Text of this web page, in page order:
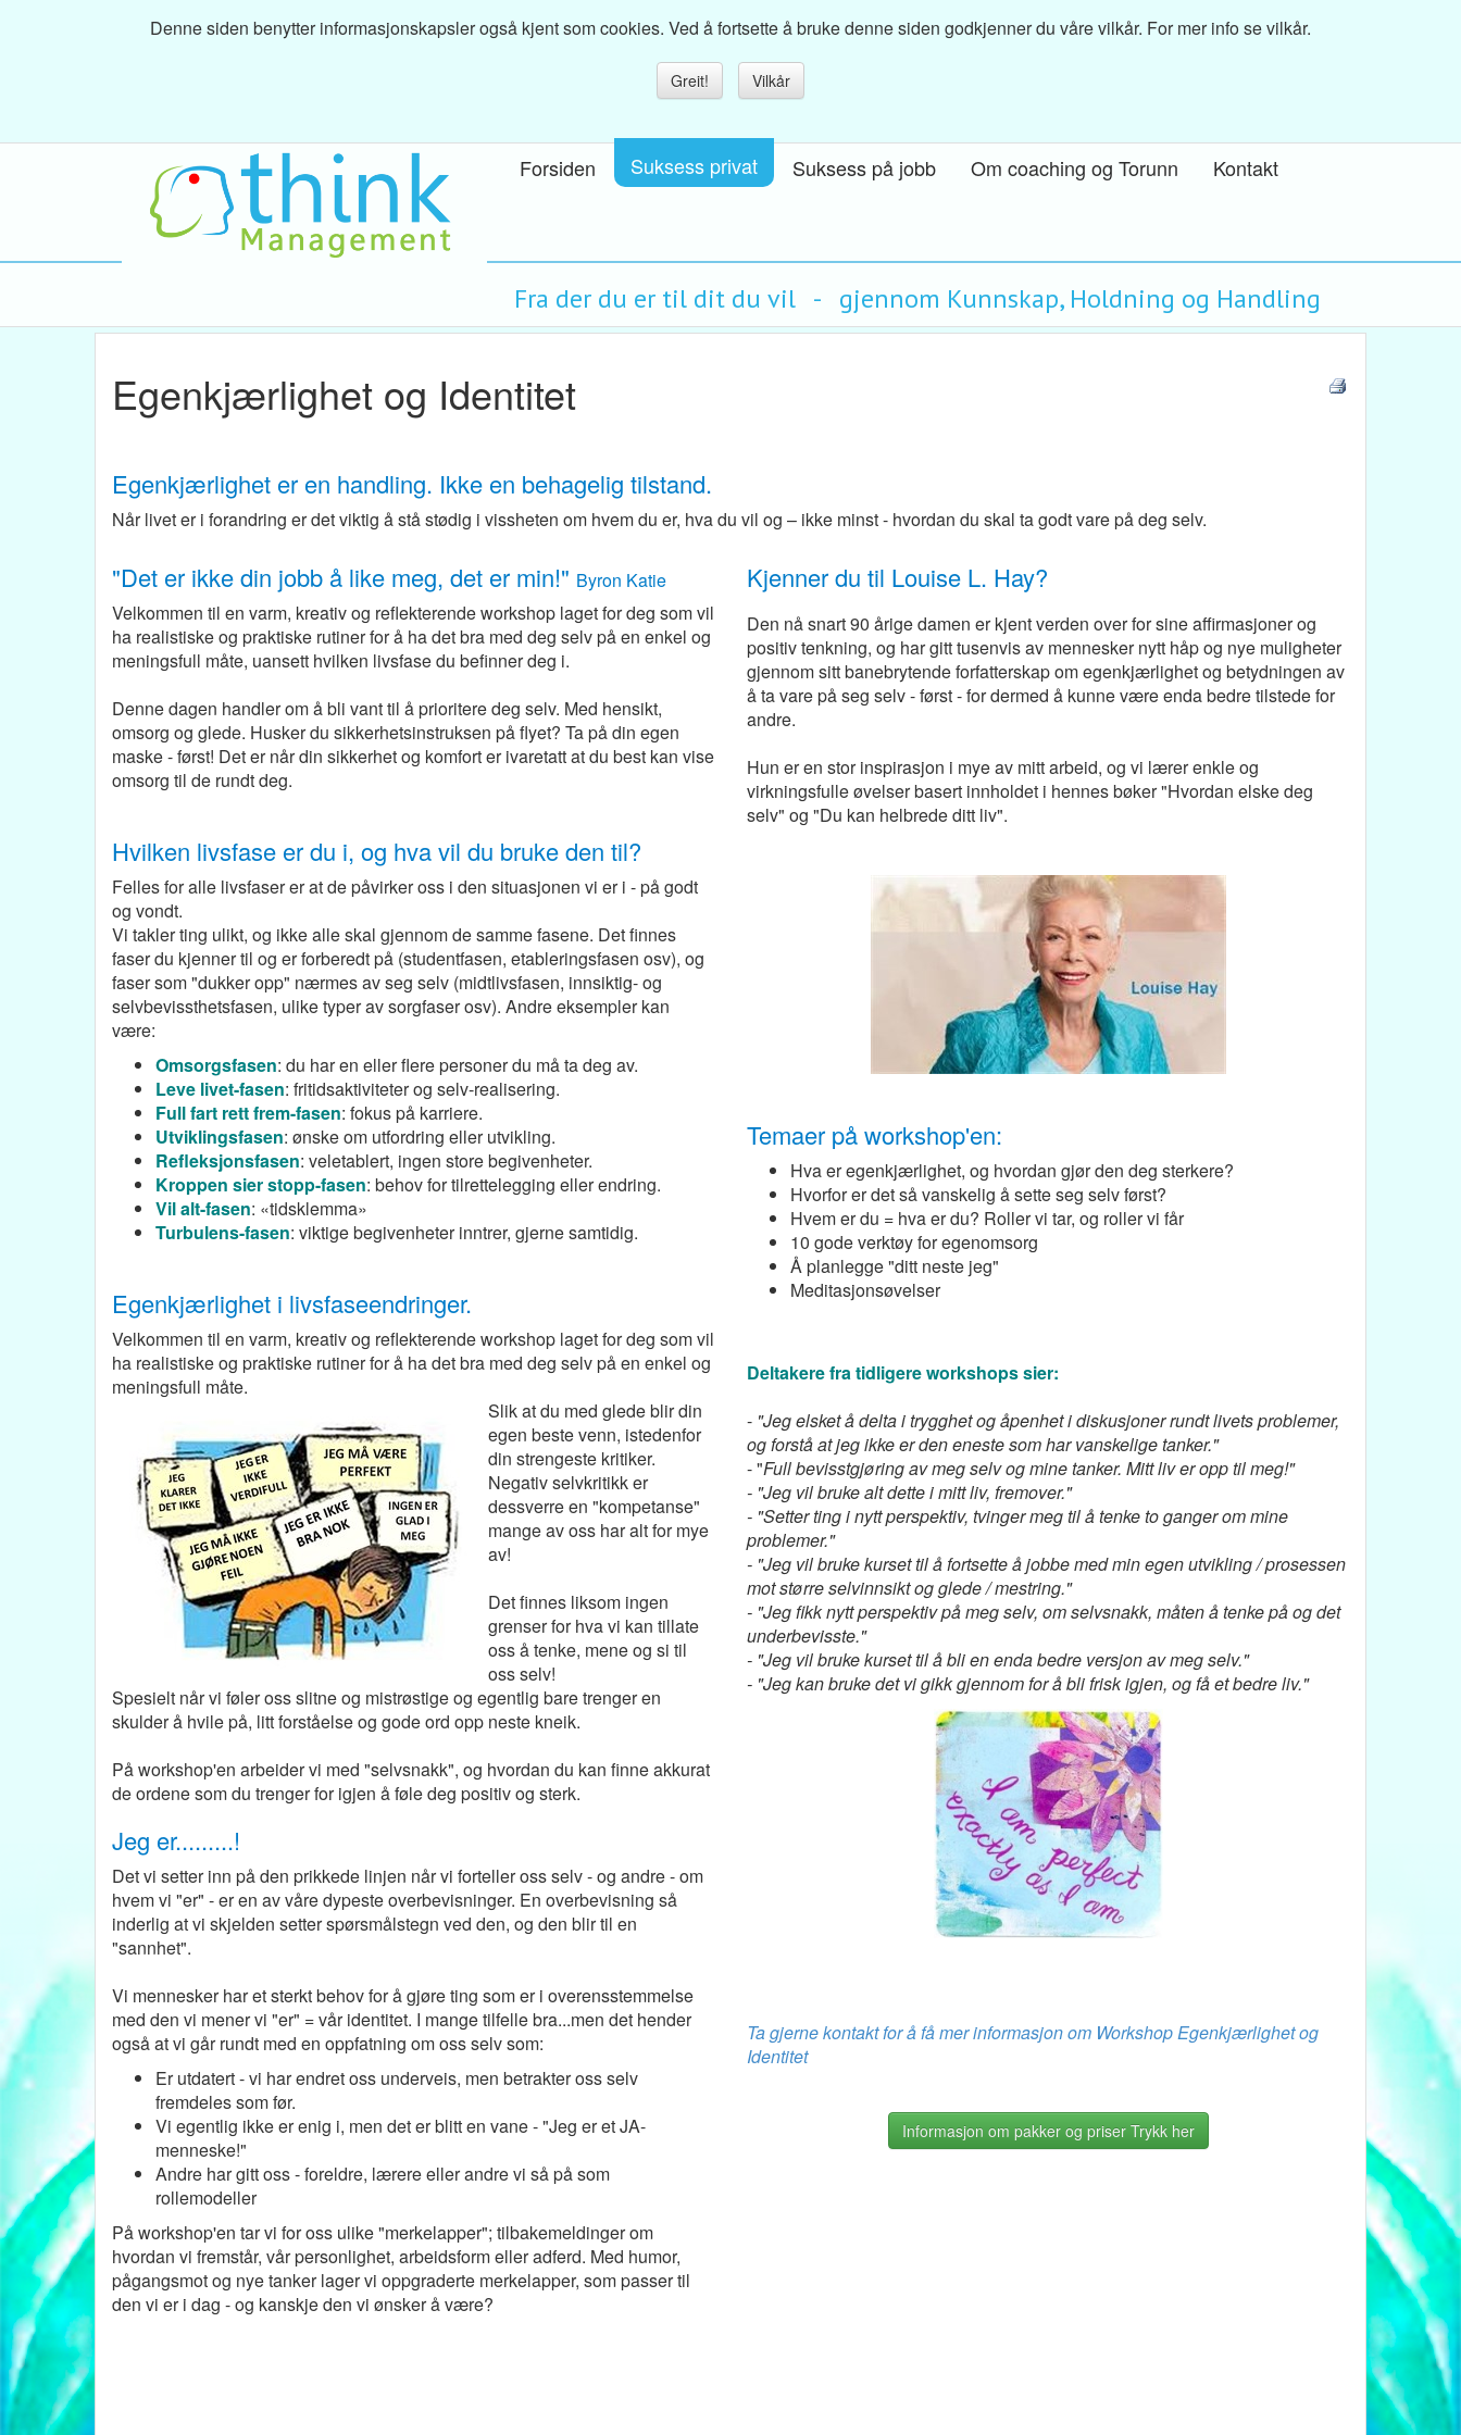
Denne siden benytter informasjonskapsler også kjent som cookies. Ved å fortsette å bruke denne siden godkjenner du våre vilkår. For mer info se vilkår.
Greit! Vilkår
Forsiden Suksess privat Suksess på jobb Om coaching og Torunn Kontakt
Fra der du er til dit du vil - gjennom Kunnskap, Holdning og Handling
Egenkjærlighet og Identitet
Egenkjærlighet er en handling. Ikke en behagelig tilstand.
Når livet er i forandring er det viktig å stå stødig i vissheten om hvem du er, hva du vil og – ikke minst - hvordan du skal ta godt vare på deg selv.
"Det er ikke din jobb å like meg, det er min!" Byron Katie
Velkommen til en varm, kreativ og reflekterende workshop laget for deg som vil
ha realistiske og praktiske rutiner for å ha det bra med deg selv på en enkel og
meningsfull måte, uansett hvilken livsfase du befinner deg i.
Denne dagen handler om å bli vant til å prioritere deg selv. Med hensikt,
omsorg og glede. Husker du sikkerhetsinstruksen på flyet? Ta på din egen
maske - først! Det er når din sikkerhet og komfort er ivaretatt at du best kan vise
omsorg til de rundt deg.
Hvilken livsfase er du i, og hva vil du bruke den til?
Felles for alle livsfaser er at de påvirker oss i den situasjonen vi er i - på godt
og vondt.
Vi takler ting ulikt, og ikke alle skal gjennom de samme fasene. Det finnes
faser du kjenner til og er forberedt på (studentfasen, etableringsfasen osv), og
faser som "dukker opp" nærmes av seg selv (midtlivsfasen, innsiktig- og
selvbevissthetsfasen, ulike typer av sorgfaser osv). Andre eksempler kan
være:
Omsorgsfasen: du har en eller flere personer du må ta deg av.
Leve livet-fasen: fritidsaktiviteter og selv-realisering.
Full fart rett frem-fasen: fokus på karriere.
Utviklingsfasen: ønske om utfordring eller utvikling.
Refleksjonsfasen: veletablert, ingen store begivenheter.
Kroppen sier stopp-fasen: behov for tilrettelegging eller endring.
Vil alt-fasen: «tidsklemma»
Turbulens-fasen: viktige begivenheter inntrer, gjerne samtidig.
Egenkjærlighet i livsfaseendringer.
Velkommen til en varm, kreativ og reflekterende workshop laget for deg som vil
ha realistiske og praktiske rutiner for å ha det bra med deg selv på en enkel og
meningsfull måte.
Slik at du med glede blir din
egen beste venn, istedenfor
din strengeste kritiker.
Negativ selvkritikk er
dessverre en "kompetanse"
mange av oss har alt for mye
av!
Det finnes liksom ingen
grenser for hva vi kan tillate
oss å tenke, mene og si til
oss selv!
Spesielt når vi føler oss slitne og mistrøstige og egentlig bare trenger en
skulder å hvile på, litt forståelse og gode ord opp neste kneik.
På workshop'en arbeider vi med "selvsnakk", og hvordan du kan finne akkurat
de ordene som du trenger for igjen å føle deg positiv og sterk.
Jeg er.........!
Det vi setter inn på den prikkede linjen når vi forteller oss selv - og andre - om
hvem vi "er" - er en av våre dypeste overbevisninger. En overbevisning så
inderlig at vi skjelden setter spørsmålstegn ved den, og den blir til en
"sannhet".
Vi mennesker har et sterkt behov for å gjøre ting som er i overensstemmelse
med den vi mener vi "er" = vår identitet. I mange tilfelle bra...men det hender
også at vi går rundt med en oppfatning om oss selv som:
Er utdatert - vi har endret oss underveis, men betrakter oss selv
fremdeles som før.
Vi egentlig ikke er enig i, men det er blitt en vane - "Jeg er et JA-
menneske!"
Andre har gitt oss - foreldre, lærere eller andre vi så på som
rollemodeller
På workshop'en tar vi for oss ulike "merkelapper"; tilbakemeldinger om
hvordan vi fremstår, vår personlighet, arbeidsform eller adferd. Med humor,
pågangsmot og nye tanker lager vi oppgraderte merkelapper, som passer til
den vi er i dag - og kanskje den vi ønsker å være?
Kjenner du til Louise L. Hay?
Den nå snart 90 årige damen er kjent verden over for sine affirmasjoner og
positiv tenkning, og har gitt tusenvis av mennesker nytt håp og nye muligheter
gjennom sitt banebrytende forfatterskap om egenkjærlighet og betydningen av
å ta vare på seg selv - først - for dermed å kunne være enda bedre tilstede for
andre.
Hun er en stor inspirasjon i mye av mitt arbeid, og vi lærer enkle og
virkningsfulle øvelser basert innholdet i hennes bøker "Hvordan elske deg
selv" og "Du kan helbrede ditt liv".
Temaer på workshop'en:
Hva er egenkjærlighet, og hvordan gjør den deg sterkere?
Hvorfor er det så vanskelig å sette seg selv først?
Hvem er du = hva er du? Roller vi tar, og roller vi får
10 gode verktøy for egenomsorg
Å planlegge "ditt neste jeg"
Meditasjonsøvelser
Deltakere fra tidligere workshops sier:
- "Jeg elsket å delta i trygghet og åpenhet i diskusjoner rundt livets problemer,
og forstå at jeg ikke er den eneste som har vanskelige tanker."
- "Full bevisstgjøring av meg selv og mine tanker. Mitt liv er opp til meg!"
- "Jeg vil bruke alt dette i mitt liv, fremover."
- "Setter ting i nytt perspektiv, tvinger meg til å tenke to ganger om mine
problemer."
- "Jeg vil bruke kurset til å fortsette å jobbe med min egen utvikling / prosessen
mot større selvinnsikt og glede / mestring."
- "Jeg fikk nytt perspektiv på meg selv, om selvsnakk, måten å tenke på og det
underbevisste."
- "Jeg vil bruke kurset til å bli en enda bedre versjon av meg selv."
- "Jeg kan bruke det vi gikk gjennom for å bli frisk igjen, og få et bedre liv."
Ta gjerne kontakt for å få mer informasjon om Workshop Egenkjærlighet og
Identitet
Informasjon om pakker og priser Trykk her